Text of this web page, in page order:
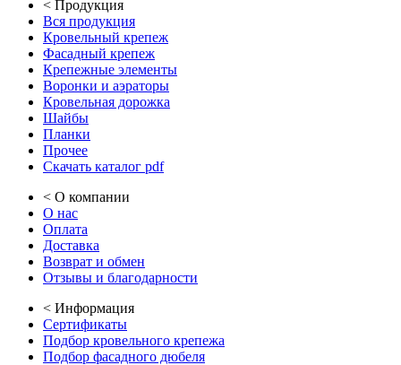
< Продукция
Вся продукция
Кровельный крепеж
Фасадный крепеж
Крепежные элементы
Воронки и аэраторы
Кровельная дорожка
Шайбы
Планки
Прочее
Скачать каталог pdf
< О компании
О нас
Оплата
Доставка
Возврат и обмен
Отзывы и благодарности
< Информация
Сертификаты
Подбор кровельного крепежа
Подбор фасадного дюбеля